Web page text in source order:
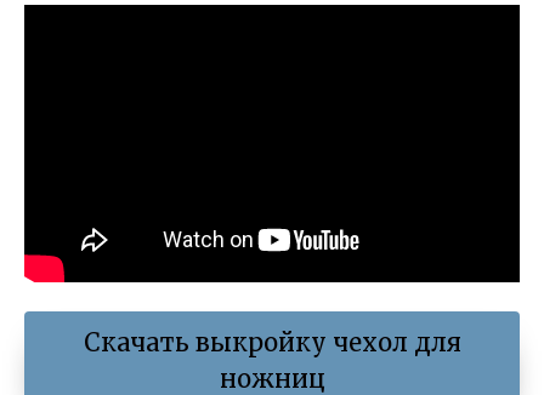
Скачать выкройку чехол для
ножниц